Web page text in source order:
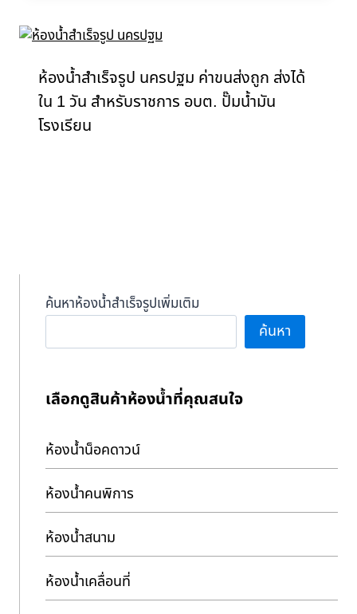
ห้องน้ำสำเร็จรูป นครปฐม ค่าขนส่งถูก ส่งได้
ใน 1 วัน สำหรับราชการ อบต. ปั๊มน้ำมัน
โรงเรียน
ค้นหาห้องน้ำสำเร็จรูปเพิ่มเติม
ค้นหา
เลือกดูสินค้าห้องน้ำที่คุณสนใจ
ห้องน้ำน็อคดาวน์
ห้องน้ำคนพิการ
ห้องน้ำสนาม
ห้องน้ำเคลื่อนที่